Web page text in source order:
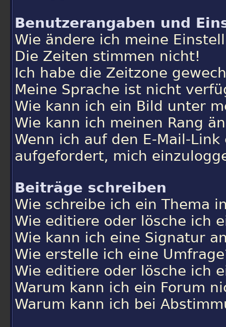
Benutzerangaben und
Wie ändere ich meine
Die Zeiten stimmen nicht!
Ich habe die Zeitzone
Meine Sprache ist nicht
Wie kann ich ein Bild unter
Wie kann ich meinen Rang
Wenn ich auf den E-Mail-
aufgefordert, mich
Beiträge schreiben
Wie schreibe ich ein Thema
Wie editiere oder lösche ich
Wie kann ich eine Signatur
Wie erstelle ich eine
Wie editiere oder lösche ich
Warum kann ich ein Forum
Warum kann ich bei